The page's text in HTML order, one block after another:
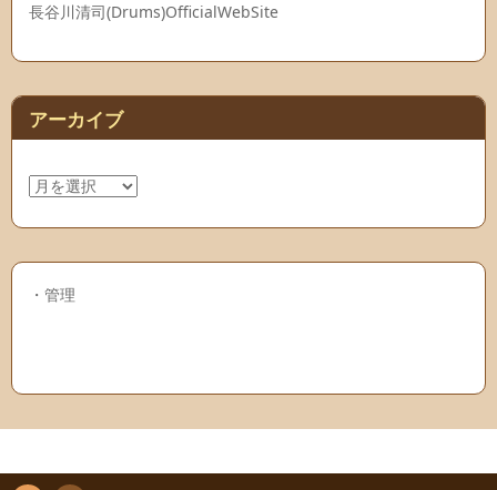
長谷川清司(Drums)OfficialWebSite
アーカイブ
ア
ー
カ
ブ
・ 管理